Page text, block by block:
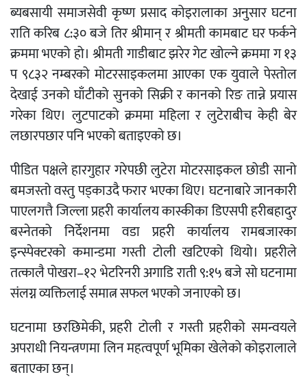
ब्यबसायी समाजसेवी कृष्ण प्रसाद कोइरालाका अनुसार घटना
राति करिब ८:३० बजे तिर श्रीमान् र श्रीमती कामबाट घर फर्कने
क्रममा भएको हो। श्रीमती गाडीबाट झरेर गेट खोल्ने क्रममा ग १३
प ९८३२ नम्बरको मोटरसाइकलमा आएका एक युवाले पेस्तोल
देखाई उनको घाँटीको सुनको सिक्री र कानको रिङ तान्ने प्रयास
गरेका थिए। लुटपाटको क्रममा महिला र लुटेराबीच केही बेर
लछारपछार पनि भएको बताइएको छ।
पीडित पक्षले हारगुहार गरेपछी लुटेरा मोटरसाइकल छोडी सानो
बमजस्तो वस्तु पड्काउदै फरार भएका थिए। घटनाबारे जानकारी
पाएलगत्तै जिल्ला प्रहरी कार्यालय कास्कीका डिएसपी हरीबहादुर
बस्नेतको निर्देशनमा वडा प्रहरी कार्यालय रामबजारका
इन्स्पेक्टरको कमान्डमा गस्ती टोली खटिएको थियो। प्रहरीले
तत्कालै पोखरा–१२ भेटरिनरी अगाडि राती ९:१५ बजे सो घटनामा
संलग्न व्यक्तिलाई समात्न सफल भएको जनाएको छ।
घटनामा छरछिमेकी, प्रहरी टोली र गस्ती प्रहरीको समन्वयले
अपराधी नियन्त्रणमा लिन महत्वपूर्ण भूमिका खेलेको कोइरालाले
बताएका छन्।